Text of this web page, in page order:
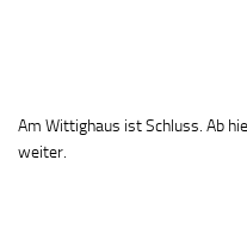
Am Wittighaus ist Schluss. Ab
weiter.